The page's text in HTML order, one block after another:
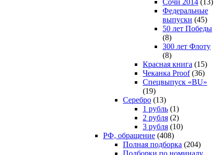
Федеральные
выпуски (45)
50 лет Победы
(8)
300 лет Флоту
(8)
Красная книга (15)
Чеканка Proof(36)
Спецвыпуск «BU»
(19)
Серебро (13)
1 рубль (1)
2 рубля (2)
3 рубля (10)
РФ, обращение (408)
Полная подборка (204)
Подборки по номиналу